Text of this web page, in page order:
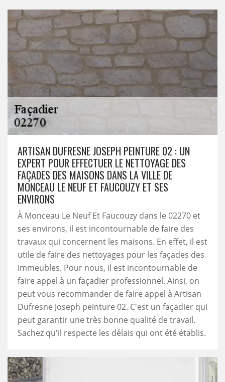
ARTISAN DUFRESNE JOSEPH PEINTURE 02 : UN
EXPERT POUR EFFECTUER LE NETTOYAGE DES
FAÇADES DES MAISONS DANS LA VILLE DE
MONCEAU LE NEUF ET FAUCOUZY ET SES
ENVIRONS
À Monceau Le Neuf Et Faucouzy dans le 02270 et
ses environs, il est incontournable de faire des
travaux qui concernent les maisons. En effet, il est
utile de faire des nettoyages pour les façades des
immeubles. Pour nous, il est incontournable de
faire appel à un façadier professionnel. Ainsi, on
peut vous recommander de faire appel à Artisan
Dufresne Joseph peinture 02. C'est un façadier qui
peut garantir une très bonne qualité de travail.
Sachez qu'il respecte les délais qui ont été établis.